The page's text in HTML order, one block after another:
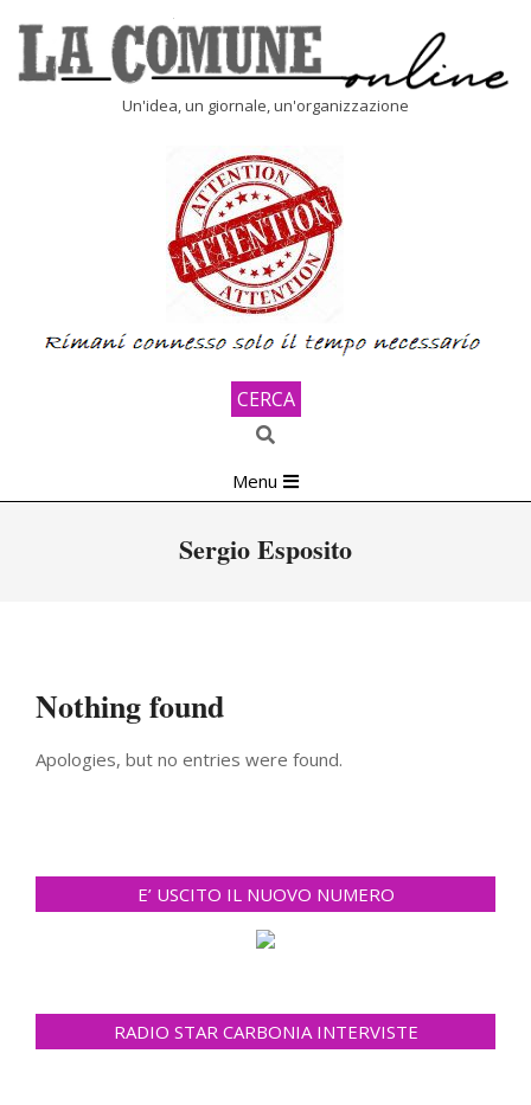
content
Un'idea, un giornale, un'organizzazione
CERCA
Search
Navigation
Menu
Sergio Esposito
Nothing found
Apologies, but no entries were found.
E’ USCITO IL NUOVO NUMERO
RADIO STAR CARBONIA INTERVISTE